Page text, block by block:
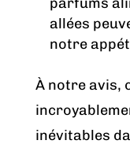
allées
notre
À notre avis,
inévitables